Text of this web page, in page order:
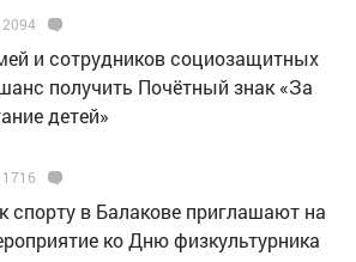
2094
и сотрудников социозащитных
получить Почётный знак «За
детей»
1716
спорту в Балакове приглашают на
ко Дню физкультурника